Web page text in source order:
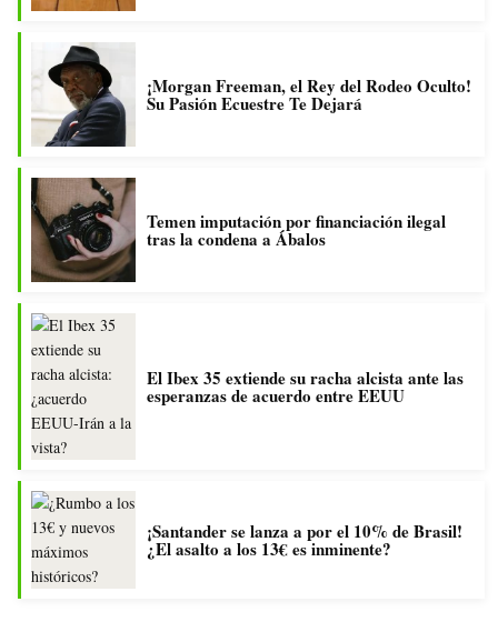
¡Morgan Freeman, el Rey del Rodeo Oculto!
Su Pasión Ecuestre Te Dejará
Temen imputación por financiación ilegal
tras la condena a Ábalos
El Ibex 35 extiende su racha alcista ante las
esperanzas de acuerdo entre EEUU
¡Santander se lanza a por el 10% de Brasil!
¿El asalto a los 13€ es inminente?